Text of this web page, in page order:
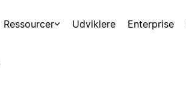
Ressourcer Udviklere Enterprise